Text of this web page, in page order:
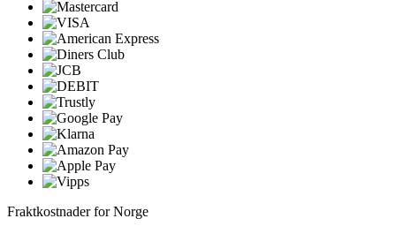
Fraktkostnader for Norge